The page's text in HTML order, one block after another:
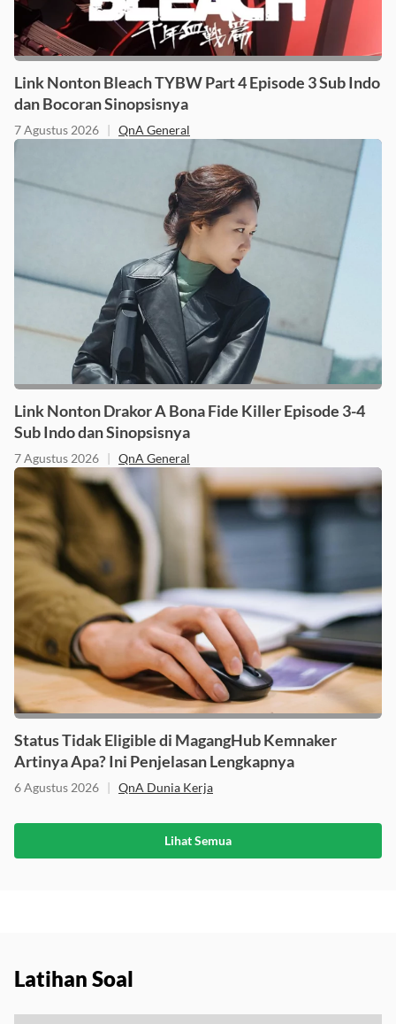
Link Nonton Bleach TYBW Part 4 Episode 3 Sub Indo
dan Bocoran Sinopsisnya
7 Agustus 2026 | QnA General
Link Nonton Drakor A Bona Fide Killer Episode 3-4
Sub Indo dan Sinopsisnya
7 Agustus 2026 | QnA General
Status Tidak Eligible di MagangHub Kemnaker
Artinya Apa? Ini Penjelasan Lengkapnya
6 Agustus 2026 | QnA Dunia Kerja
Lihat Semua
Latihan Soal